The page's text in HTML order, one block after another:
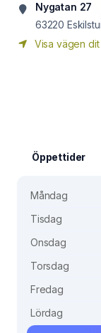
Nygatan 27
63220
Visa vägen dit
Öppettider
Måndag
Tisdag
Onsdag
Torsdag
Fredag
Lördag